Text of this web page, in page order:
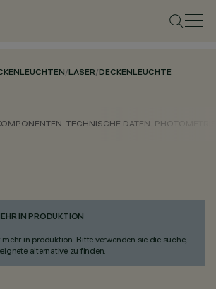
/LASER/DECKENLEUCHTE
TECHNISCHE DATEN
IN PRODUKTION
in produktion. Bitte verwenden sie die suche,
alternative zu finden.